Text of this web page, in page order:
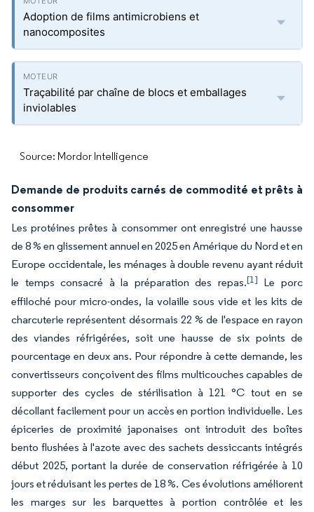
Adoption de films antimicrobiens et
nanocomposites
Traçabilité par chaîne de blocs et emballages
inviolables
Source: Mordor Intelligence
Demande de produits carnés de commodité et prêts à
consommer
Les protéines prêtes à consommer ont enregistré une hausse
de 8 % en glissement annuel en 2025 en Amérique du Nord et en
Europe occidentale, les ménages à double revenu ayant réduit
le temps consacré à la préparation des repas.[1] Le porc
effiloché pour micro-ondes, la volaille sous vide et les kits de
charcuterie représentent désormais 22 % de l'espace en rayon
des viandes réfrigérées, soit une hausse de six points de
pourcentage en deux ans. Pour répondre à cette demande, les
convertisseurs conçoivent des films multicouches capables de
supporter des cycles de stérilisation à 121 °C tout en se
décollant facilement pour un accès en portion individuelle. Les
épiceries de proximité japonaises ont introduit des boîtes
bento flushées à l'azote avec des sachets dessiccants intégrés
début 2025, portant la durée de conservation réfrigérée à 10
jours et réduisant les pertes de 18 %. Ces évolutions améliorent
les marges sur les barquettes à portion contrôlée et les